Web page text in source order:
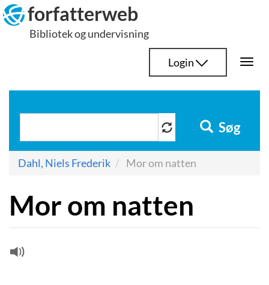
Hop
til
indhold
forfatterweb
Bibliotek og undervisning
Login
Søg
Dahl, Niels Frederik Mor om natten
Mor om natten